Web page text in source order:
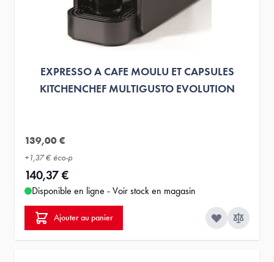
EXPRESSO A CAFE MOULU ET CAPSULES
KITCHENCHEF MULTIGUSTO EVOLUTION
139,00 €
+1,37 € éco-p
140,37 €
Disponible en ligne - Voir stock en magasin
Ajouter au panier